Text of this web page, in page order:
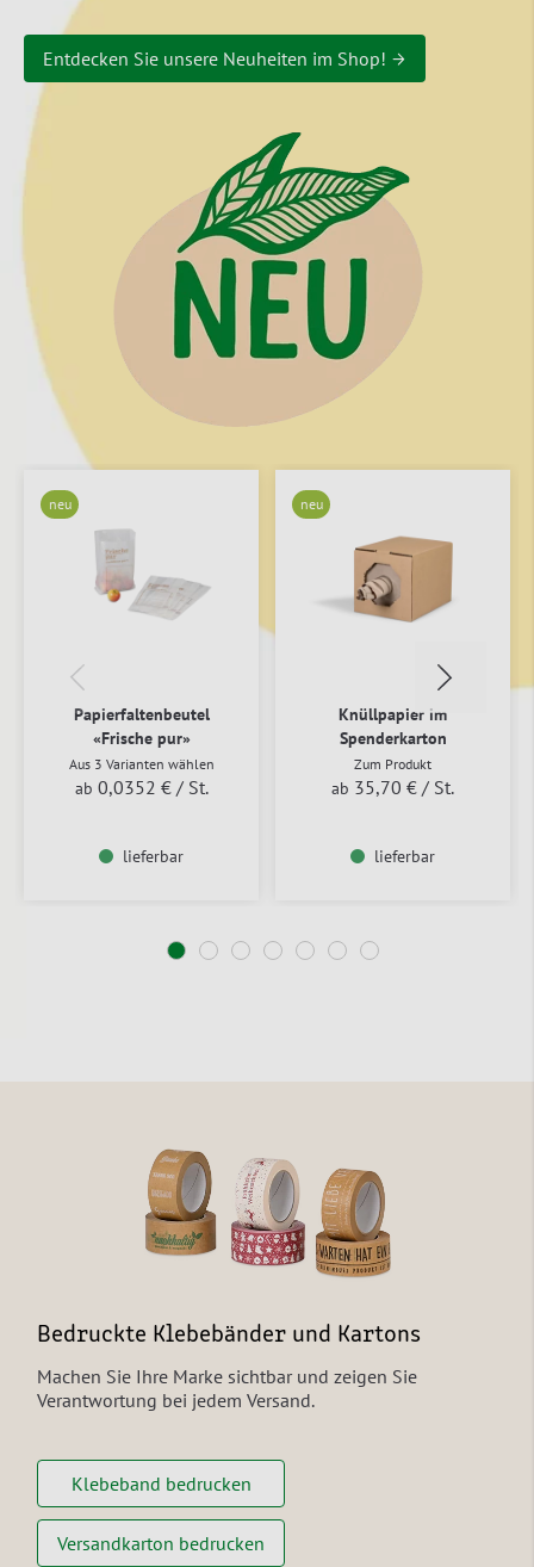
Entdecken Sie unsere Neuheiten im Shop! →
neu
Papierfaltenbeutel
«Frische pur»
Aus 3 Varianten wählen
ab 0,0352 € / St.
lieferbar
neu
Knüllpapier im
Spenderkarton
Zum Produkt
ab 35,70 € / St.
lieferbar
Bedruckte Klebebänder und Kartons
Machen Sie Ihre Marke sichtbar und zeigen Sie
Verantwortung bei jedem Versand.
Klebeband bedrucken
Versandkarton bedrucken